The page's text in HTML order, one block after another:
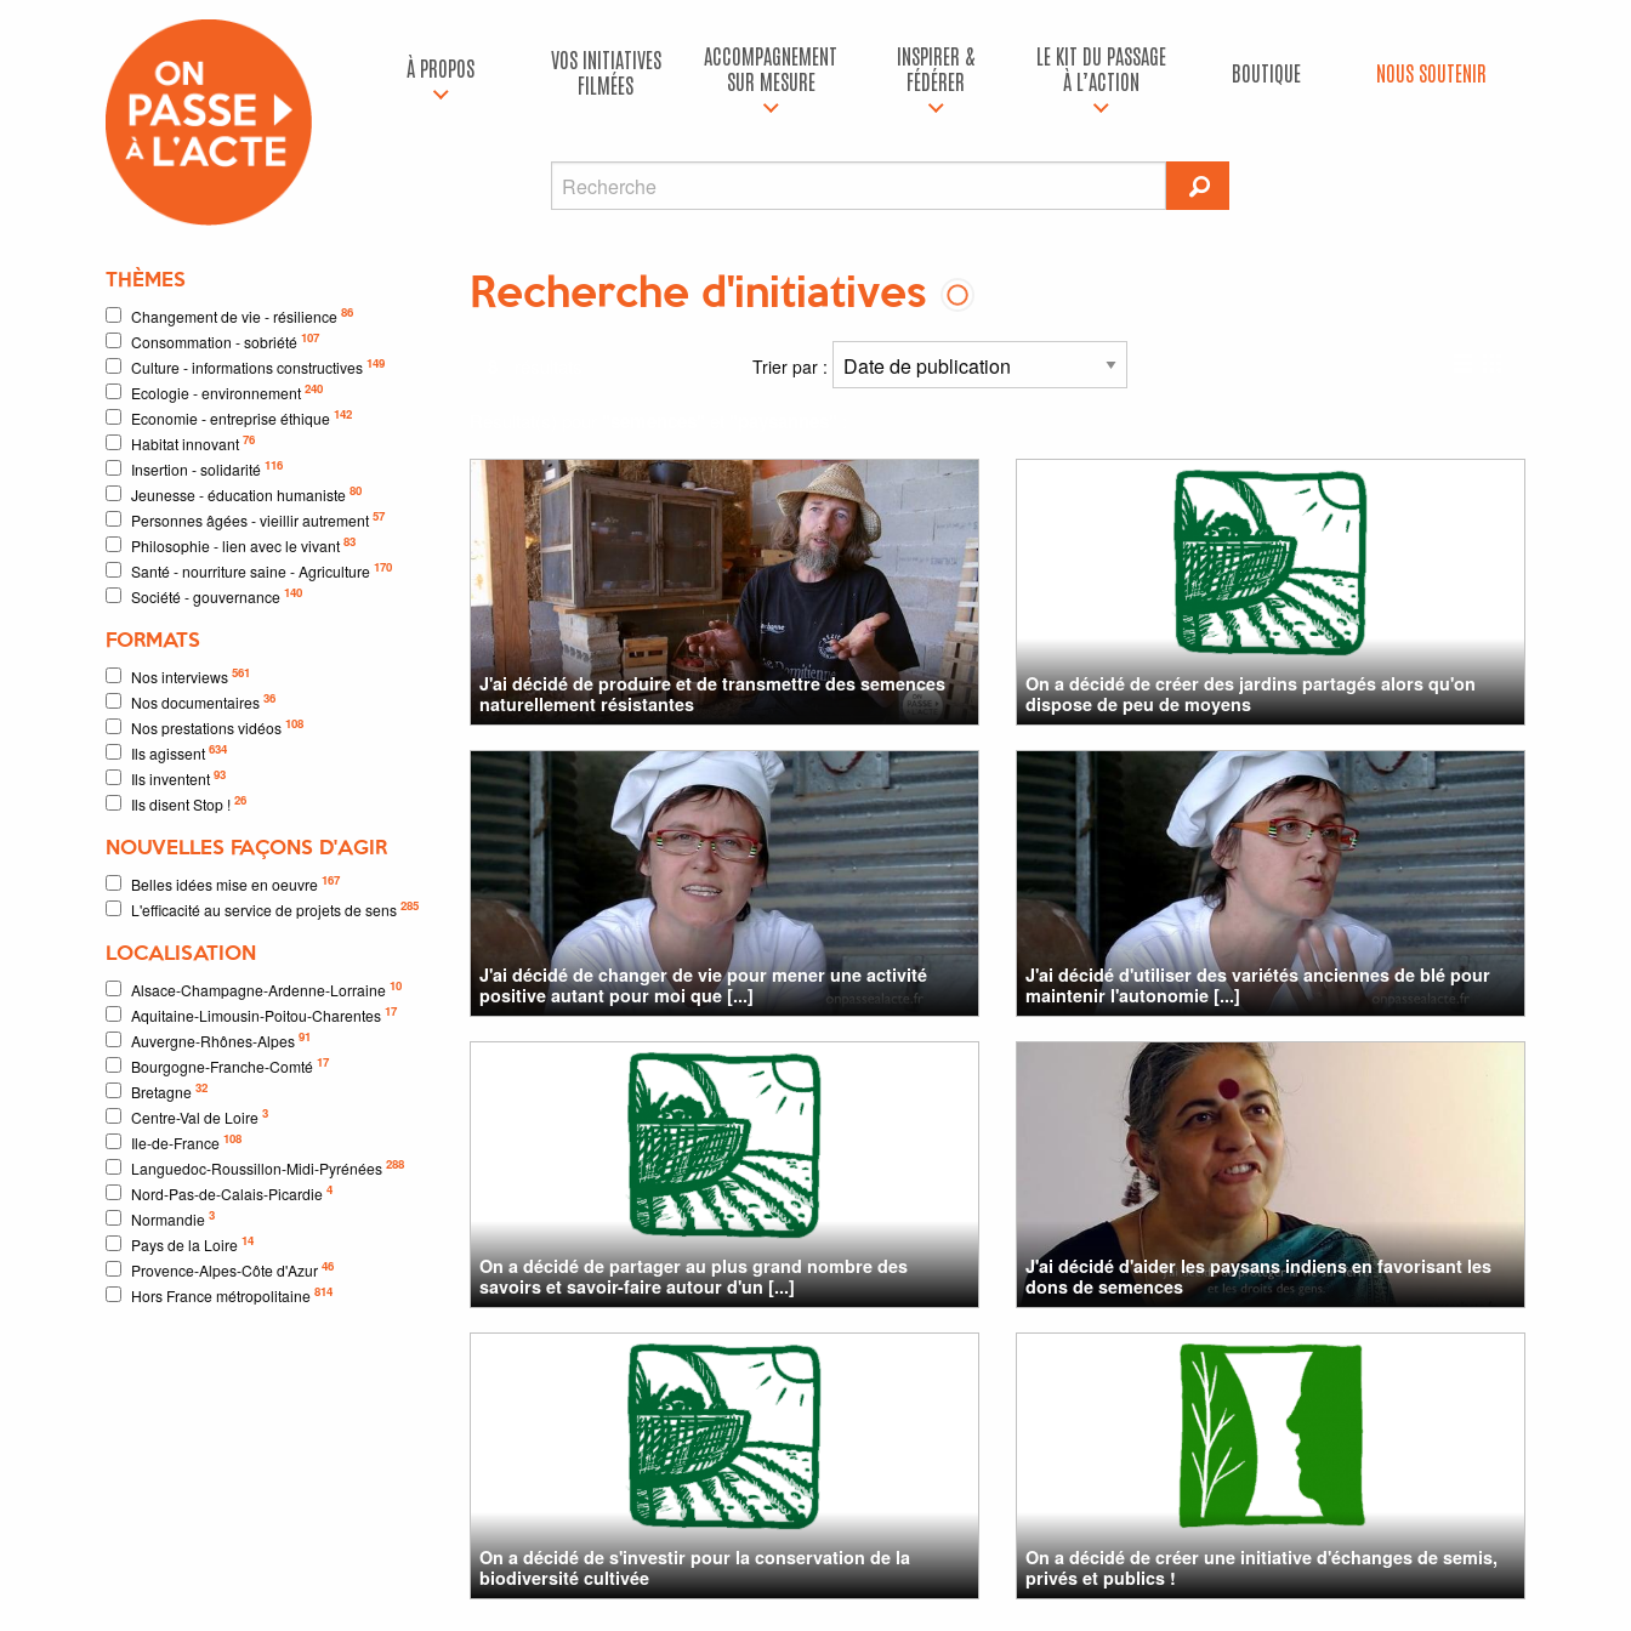
À PROPOS
VOS INITIATIVES
FILMÉES
ACCOMPAGNEMENT
SUR MESURE
INSPIRER &
FÉDÉRER
LE KIT DU PASSAGE
À L’ACTION
BOUTIQUE NOUS SOUTENIR
THÈMES
Changement de vie - résilience 86
Consommation - sobriété 107
Culture - informations constructives 149
Ecologie - environnement 240
Economie - entreprise éthique 142
Habitat innovant 76
Insertion - solidarité 116
Jeunesse - éducation humaniste 80
Personnes âgées - vieillir autrement 57
Philosophie - lien avec le vivant 83
Santé - nourriture saine - Agriculture 170
Société - gouvernance 140
FORMATS
Nos interviews 561
Nos documentaires 36
Nos prestations vidéos 108
Ils agissent 634
Ils inventent 93
Ils disent Stop ! 26
NOUVELLES FAÇONS D'AGIR
Belles idées mise en oeuvre 167
L'efficacité au service de projets de sens 285
LOCALISATION
Alsace-Champagne-Ardenne-Lorraine 10
Aquitaine-Limousin-Poitou-Charentes 17
Auvergne-Rhônes-Alpes 91
Bourgogne-Franche-Comté 17
Bretagne 32
Centre-Val de Loire 3
Ile-de-France 108
Languedoc-Roussillon-Midi-Pyrénées 288
Nord-Pas-de-Calais-Picardie 4
Normandie 3
Pays de la Loire 14
Provence-Alpes-Côte d'Azur 46
Hors France métropolitaine 814
Recherche d'initiatives
Trier par :
J'ai décidé de produire et de transmettre des semences
naturellement résistantes
On a décidé de créer des jardins partagés alors qu'on
dispose de peu de moyens
J'ai décidé de changer de vie pour mener une activité
positive autant pour moi que [...]
J'ai décidé d'utiliser des variétés anciennes de blé pour
maintenir l'autonomie [...]
On a décidé de partager au plus grand nombre des
savoirs et savoir-faire autour d'un [...]
J'ai décidé d'aider les paysans indiens en favorisant les
dons de semences
On a décidé de s'investir pour la conservation de la
biodiversité cultivée
On a décidé de créer une initiative d'échanges de semis,
privés et publics !